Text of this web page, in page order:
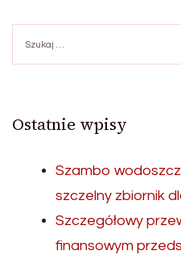
Ostatnie wpisy
Szambo
szczelny zbiornik
Szczegółowy
finansowym